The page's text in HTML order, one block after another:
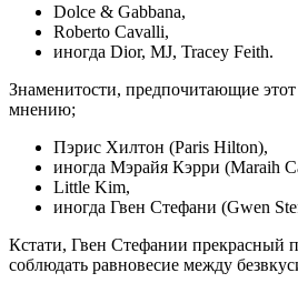
Dolce & Gabbana,
Roberto Cavalli,
иногда Dior, MJ, Tracey Feith.
Знаменитости, предпочитающие
мнению;
Пэрис Хилтон (Paris Hilton),
иногда Мэрайя Кэрри (Maraih
Little Kim,
иногда Гвен Стефани (Gwen
Кстати, Гвен Стефании прекрасный
соблюдать равновесие между